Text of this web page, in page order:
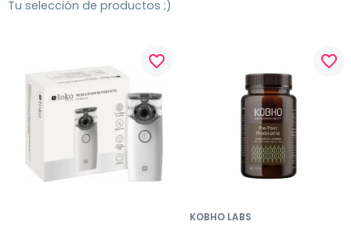
Tu selección de productos ;)
favorite_border favorite_border
KOBHO LABS